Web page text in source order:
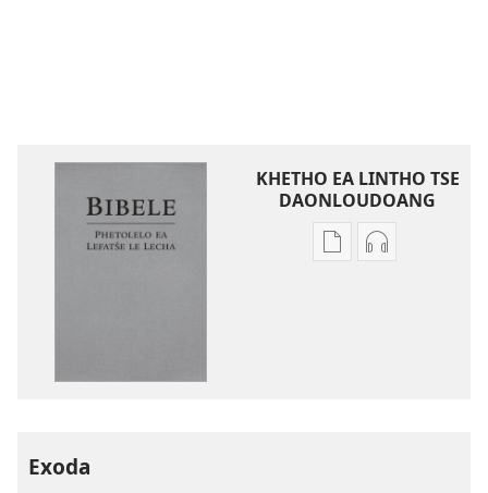
KHETHO EA LINTHO TSE
DAONLOUDOANG
KhethoKhetho
Exoda